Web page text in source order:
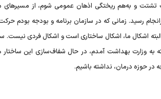
تشتت و به‌هم ریختگی اذهان عمومی شوم، از
رسید. زمانی که در سازمان برنامه و بودجه بودم
اشکال ما، اشکال ساختاری است و اشکال فردی نیست.
که به وزارت بهداشت آمدم، در حال شفاف‌سازی این
در حوزه درمان، نداشته باشیم.